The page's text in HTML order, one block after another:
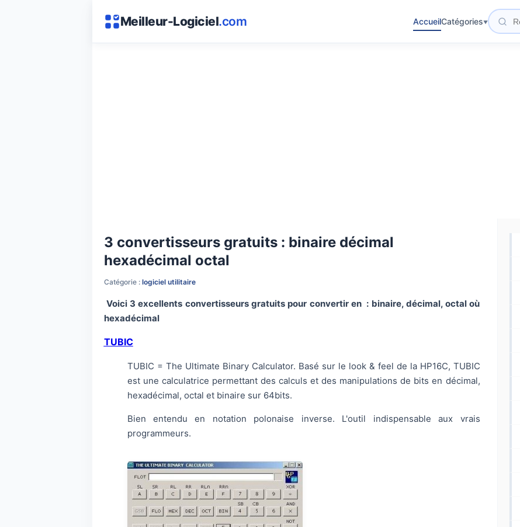
Meilleur-Logiciel.com AccueilCatégories
3 convertisseurs gratuits : binaire décimal
hexadécimal octal
Catégorie : logiciel utilitaire
Voici 3 excellents convertisseurs gratuits pour convertir en : binaire, décimal, octal où
hexadécimal
TUBIC
TUBIC = The Ultimate Binary Calculator. Basé sur le look & feel de la HP16C, TUBIC
est une calculatrice permettant des calculs et des manipulations de bits en décimal,
hexadécimal, octal et binaire sur 64bits.
Bien entendu en notation polonaise inverse. L'outil indispensable aux vrais
programmeurs.